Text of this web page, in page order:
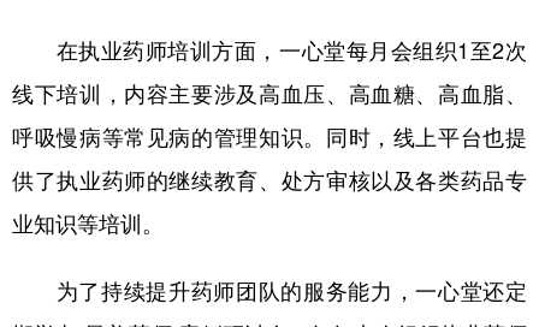
在执业药师培训方面，一心堂每月会组织1至2次
线下培训，内容主要涉及高血压、高血糖、高血脂、
呼吸慢病等常见病的管理知识。同时，线上平台也提
供了执业药师的继续教育、处方审核以及各类药品专
业知识等培训。
为了持续提升药师团队的服务能力，一心堂还定